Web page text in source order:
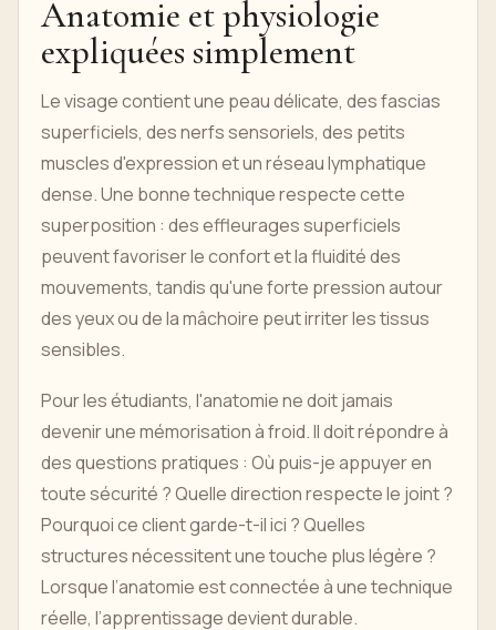
Anatomie et physiologie
expliquées simplement
Le visage contient une peau délicate, des fascias
superficiels, des nerfs sensoriels, des petits
muscles d'expression et un réseau lymphatique
dense. Une bonne technique respecte cette
superposition : des effleurages superficiels
peuvent favoriser le confort et la fluidité des
mouvements, tandis qu'une forte pression autour
des yeux ou de la mâchoire peut irriter les tissus
sensibles.
Pour les étudiants, l'anatomie ne doit jamais
devenir une mémorisation à froid. Il doit répondre à
des questions pratiques : Où puis-je appuyer en
toute sécurité ? Quelle direction respecte le joint ?
Pourquoi ce client garde-t-il ici ? Quelles
structures nécessitent une touche plus légère ?
Lorsque l’anatomie est connectée à une technique
réelle, l’apprentissage devient durable.